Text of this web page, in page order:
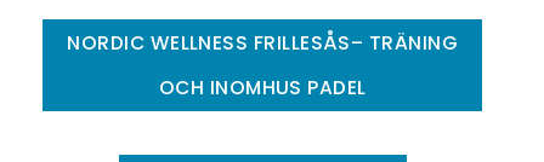
NORDIC WELLNESS FRILLESÅS– TRÄNING
OCH INOMHUS PADEL